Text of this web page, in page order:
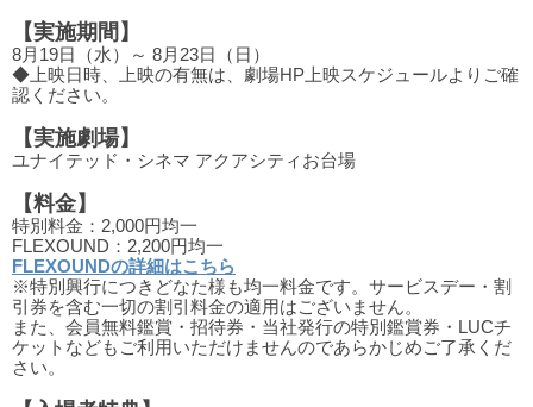
【実施期間】
8月19日（水）～ 8月23日（日）
◆上映日時、上映の有無は、劇場HP上映スケジュールよりご確
認ください。
【実施劇場】
ユナイテッド・シネマ アクアシティお台場
【料金】
特別料金：2,000円均一
FLEXOUND：2,200円均一
FLEXOUNDの詳細はこちら
※特別興行につきどなた様も均一料金です。サービスデー・割
引券を含む一切の割引料金の適用はございません。
また、会員無料鑑賞・招待券・当社発行の特別鑑賞券・LUCチ
ケットなどもご利用いただけませんのであらかじめご了承くだ
さい。